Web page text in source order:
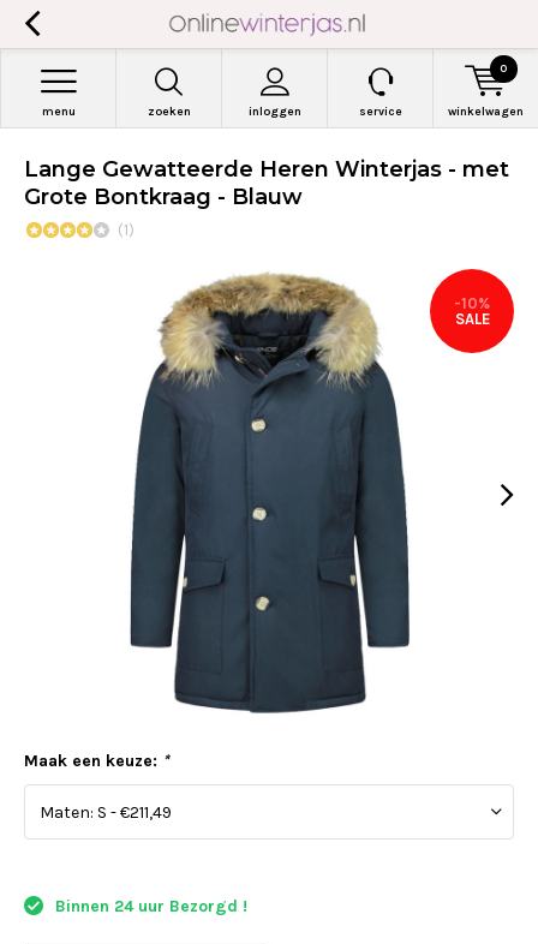
zoeken inloggen
menu service winkelwagen
0
Lange Gewatteerde Heren Winterjas - met
Grote Bontkraag - Blauw
(1)
-10%
SALE
Maak een keuze: *
Binnen 24 uur Bezorgd !